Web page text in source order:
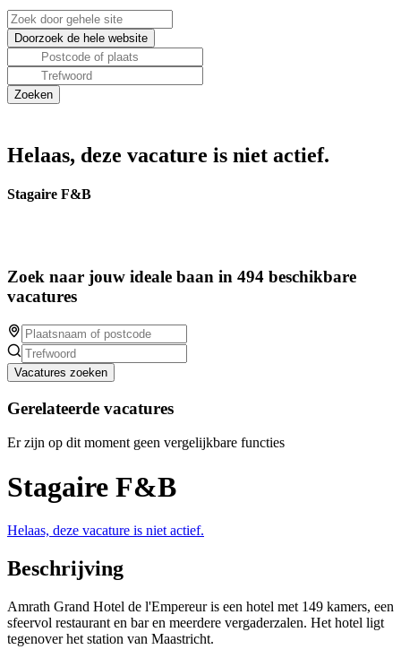
Helaas, deze vacature is niet actief.
Stagaire F&B
Zoek naar jouw ideale baan in 494 beschikbare
vacatures
Vacatures zoeken
Gerelateerde vacatures
Er zijn op dit moment geen vergelijkbare functies
Stagaire F&B
Helaas, deze vacature is niet actief.
Beschrijving
Amrath Grand Hotel de l'Empereur is een hotel met 149 kamers, een
sfeervol restaurant en bar en meerdere vergaderzalen. Het hotel ligt
tegenover het station van Maastricht.